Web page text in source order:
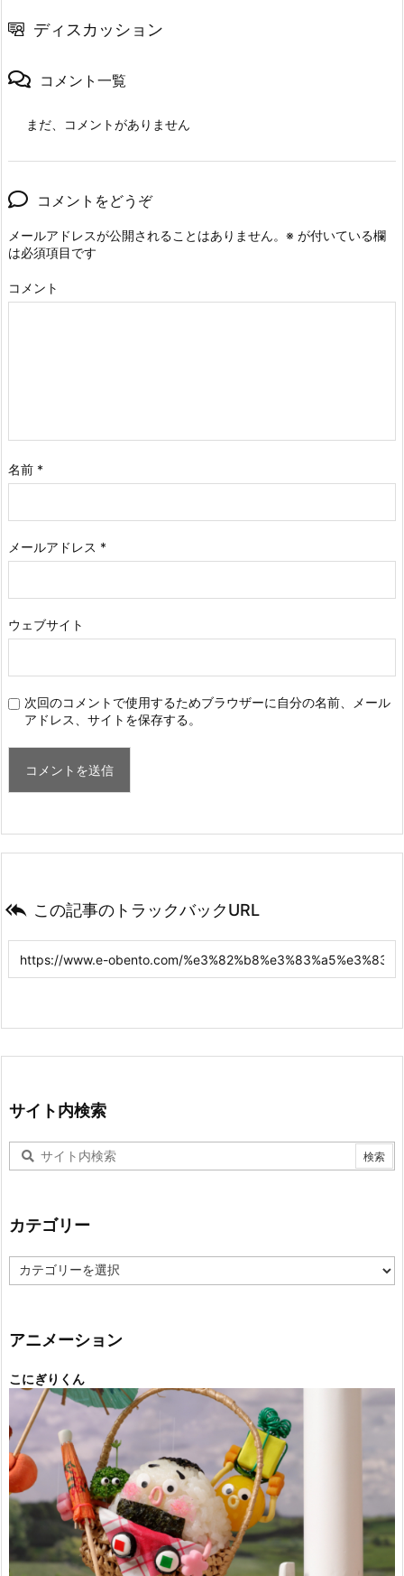
ディスカッション
コメント一覧
まだ、コメントがありません
コメントをどうぞ
メールアドレスが公開されることはありません。 ※ が付いている欄
は必須項目です
コメント
名前 *
メールアドレス *
ウェブサイト
次回のコメントで使用するためブラウザーに自分の名前、メール
アドレス、サイトを保存する。
 この記事のトラックバックURL
サイト内検索
カテゴリー
テ
ー
アニメーション
こにぎりくん